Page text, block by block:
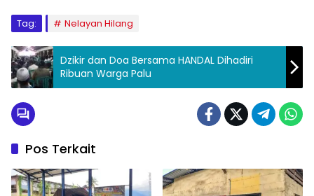
Tag: Nelayan Hilang
Dzikir dan Doa Bersama HANDAL Dihadiri
Ribuan Warga Palu
Pos Terkait